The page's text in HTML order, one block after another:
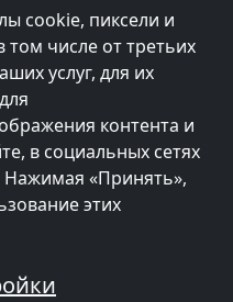
cookie, пиксели и
том числе от третьих
услуг, для их
контента и
в социальных сетях
Нажимая «Принять»,
этих